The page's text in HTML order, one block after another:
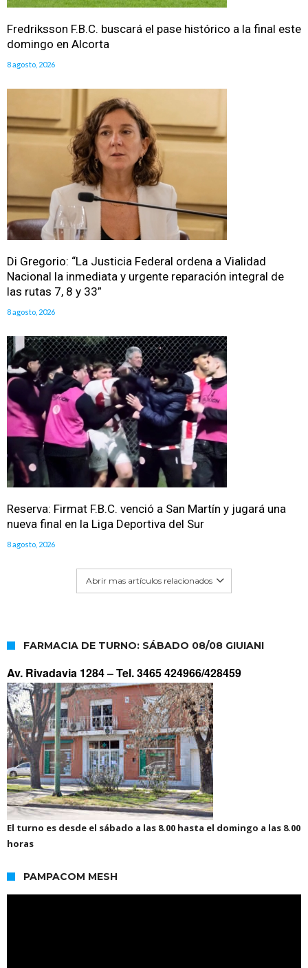
Fredriksson F.B.C. buscará el pase histórico a la final este
domingo en Alcorta
8 agosto, 2026
Di Gregorio: “La Justicia Federal ordena a Vialidad
Nacional la inmediata y urgente reparación integral de
las rutas 7, 8 y 33”
8 agosto, 2026
Reserva: Firmat F.B.C. venció a San Martín y jugará una
nueva final en la Liga Deportiva del Sur
8 agosto, 2026
Abrir mas artículos relacionados
FARMACIA DE TURNO: SÁBADO 08/08 GIUIANI
Av. Rivadavia 1284 –Tel. 3465 424966/428459
El turno es desde el sábado a las 8.00 hasta el domingo a las 8.00
horas
PAMPACOM MESH